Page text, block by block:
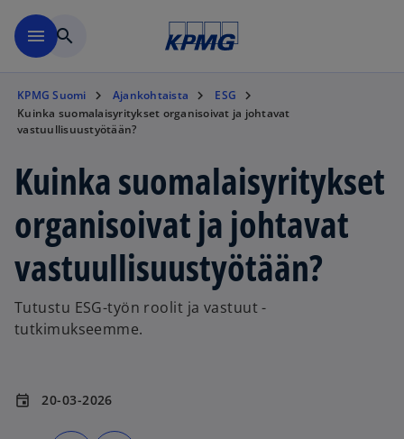
menu search
KPMG Suomi Ajankohtaista
ESG
Kuinka suomalaisyritykset organisoivat ja johtavat
vastuullisuustyötään?
Kuinka suomalaisyritykset
organisoivat ja johtavat
vastuullisuustyötään?
Tutustu ESG-työn roolit ja vastuut -
tutkimukseemme.
event 20-03-2026
o